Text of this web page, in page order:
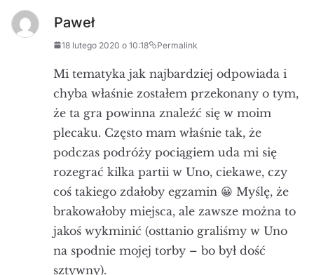
Paweł
18 lutego 2020 o 10:18 Permalink
Mi tematyka jak najbardziej odpowiada i
chyba właśnie zostałem przekonany o tym,
że ta gra powinna znaleźć się w moim
plecaku. Często mam właśnie tak, że
podczas podróży pociągiem uda mi się
rozegrać kilka partii w Uno, ciekawe, czy
coś takiego zdałoby egzamin 😀 Myślę, że
brakowałoby miejsca, ale zawsze można to
jakoś wykminić (osttanio graliśmy w Uno
na spodnie mojej torby – bo był dość
sztywny).